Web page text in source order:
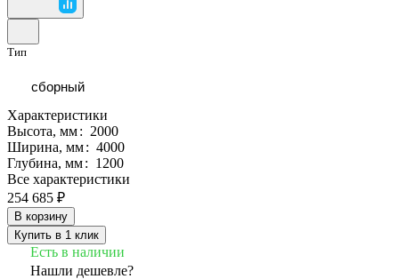
Тип
сборный
Характеристики
Высота, мм: 2000
Ширина, мм: 4000
Глубина, мм: 1200
Все характеристики
254 685 ₽
В корзину
Купить в 1 клик
Есть в наличии
Нашли дешевле?